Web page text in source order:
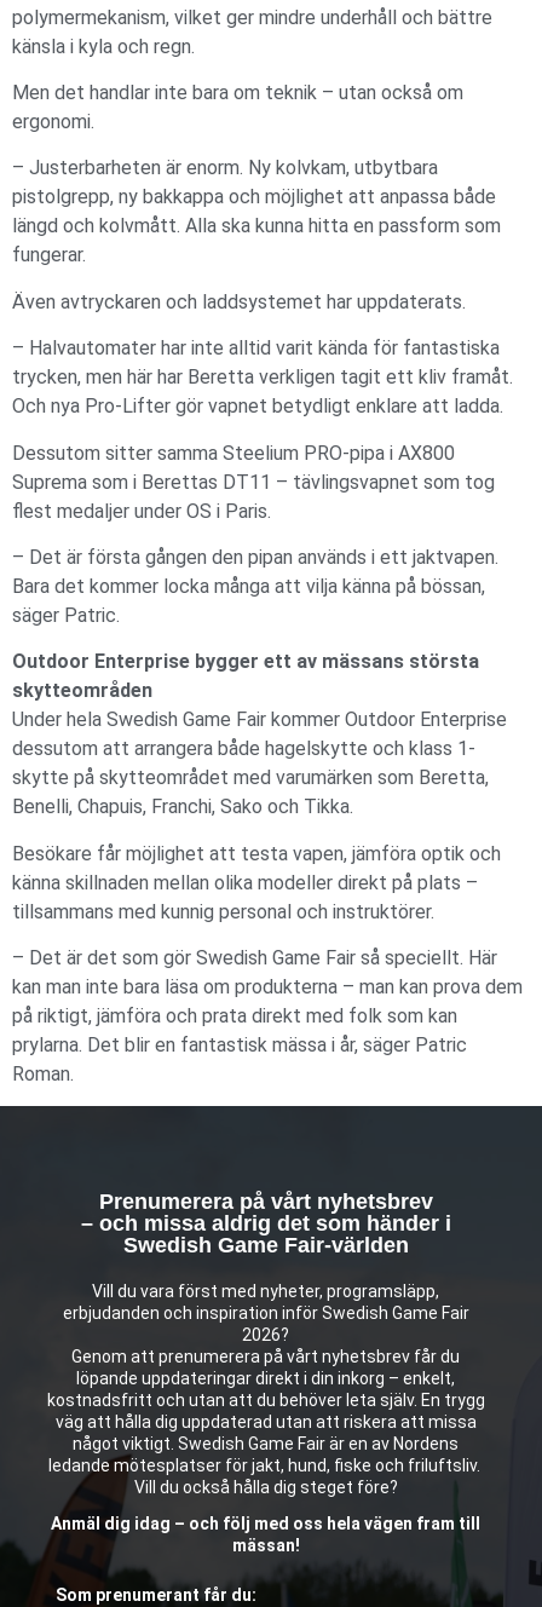
polymermekanism, vilket ger mindre underhåll och bättre
känsla i kyla och regn.
Men det handlar inte bara om teknik – utan också om
ergonomi.
– Justerbarheten är enorm. Ny kolvkam, utbytbara
pistolgrepp, ny bakkappa och möjlighet att anpassa både
längd och kolvmått. Alla ska kunna hitta en passform som
fungerar.
Även avtryckaren och laddsystemet har uppdaterats.
– Halvautomater har inte alltid varit kända för fantastiska
trycken, men här har Beretta verkligen tagit ett kliv framåt.
Och nya Pro-Lifter gör vapnet betydligt enklare att ladda.
Dessutom sitter samma Steelium PRO-pipa i AX800
Suprema som i Berettas DT11 – tävlingsvapnet som tog
flest medaljer under OS i Paris.
– Det är första gången den pipan används i ett jaktvapen.
Bara det kommer locka många att vilja känna på bössan,
säger Patric.
Outdoor Enterprise bygger ett av mässans största
skytteområden
Under hela Swedish Game Fair kommer Outdoor Enterprise
dessutom att arrangera både hagelskytte och klass 1-
skytte på skytteområdet med varumärken som Beretta,
Benelli, Chapuis, Franchi, Sako och Tikka.
Besökare får möjlighet att testa vapen, jämföra optik och
känna skillnaden mellan olika modeller direkt på plats –
tillsammans med kunnig personal och instruktörer.
– Det är det som gör Swedish Game Fair så speciellt. Här
kan man inte bara läsa om produkterna – man kan prova dem
på riktigt, jämföra och prata direkt med folk som kan
prylarna. Det blir en fantastisk mässa i år, säger Patric
Roman.
Prenumerera på vårt nyhetsbrev
– och missa aldrig det som händer i
Swedish Game Fair-världen
Vill du vara först med nyheter, programsläpp,
erbjudanden och inspiration inför Swedish Game Fair
2026?
Genom att prenumerera på vårt nyhetsbrev får du
löpande uppdateringar direkt i din inkorg – enkelt,
kostnadsfritt och utan att du behöver leta själv. En trygg
väg att hålla dig uppdaterad utan att riskera att missa
något viktigt. Swedish Game Fair är en av Nordens
ledande mötesplatser för jakt, hund, fiske och friluftsliv.
Vill du också hålla dig steget före?
Anmäl dig idag – och följ med oss hela vägen fram till
mässan!
Som prenumerant får du: